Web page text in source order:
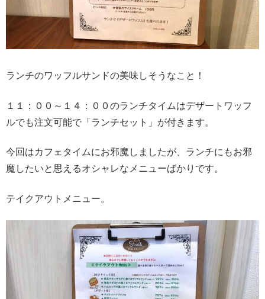
ランチのワッフルサンドの美味しそうなこと！
１１：００～１４：００のランチタイムはデザートワッフ
ルでも注文可能で「ランチセット」が付きます。
今回はカフェタイムにお邪魔しましたが、ランチにもお邪
魔したいと思えるオシャレなメニューばかりです。
テイクアウトメニュー。